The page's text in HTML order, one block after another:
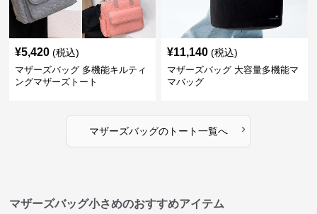
¥5,420 (税込)
マザーズバッグ 多機能キルティ
ングマザーズトート
¥11,140 (税込)
マザーズバッグ 大容量多機能マ
マバッグ
マザーズバッグのトート一覧へ ›
マザーズバッグ小さめのおすすめアイテム